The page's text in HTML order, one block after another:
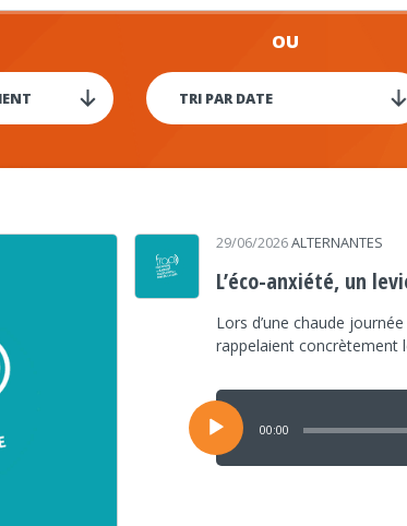
OU
29/06/2026ALTERNANTES
L’éco-anxiété, un
Lors d’une chaude
rappelaient concrètement
Lecteur
audio
00:00